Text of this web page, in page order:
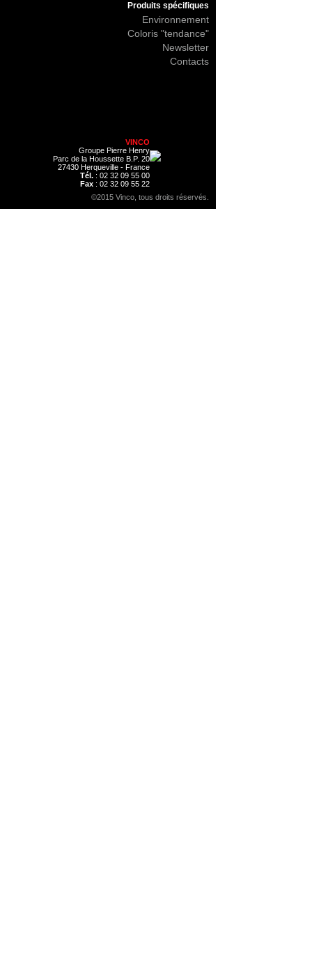
Produits spécifiques
Environnement
Coloris "tendance"
Newsletter
Contacts
VINCO
Groupe Pierre Henry
Parc de la Houssette B.P. 20
27430 Herqueville - France
Tél. : 02 32 09 55 00
Fax : 02 32 09 55 22
©2015 Vinco, tous droits réservés.